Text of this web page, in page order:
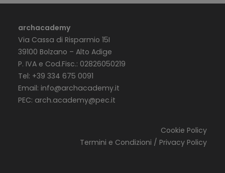
archacademy
Via Cassa di Risparmio 15I
39100 Bolzano – Alto Adige
P. IVA e Cod.Fisc.: 02826050219
Tel: +39 334 675 0091
Email: info@archacademy.it
PEC: arch.academy@pec.it
Cookie Policy
Termini e Condizioni / Privacy Policy